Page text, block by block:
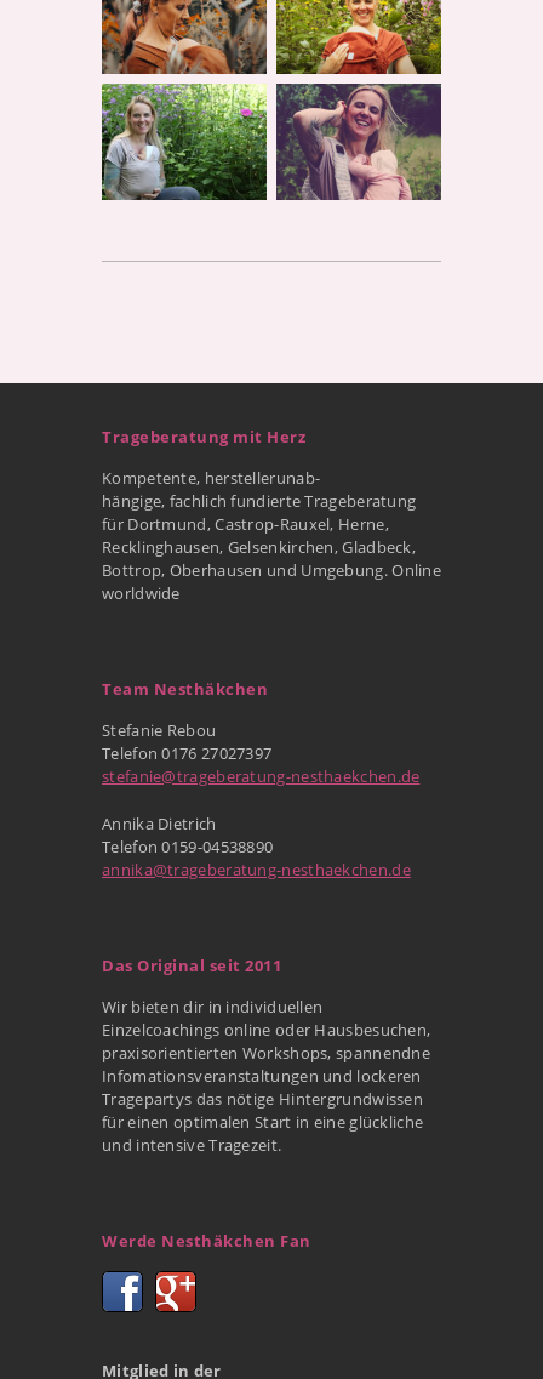
Trageberatung mit Herz
Kompetente, herstellerunab-
hängige, fachlich fundierte Trageberatung
für Dortmund, Castrop-Rauxel, Herne,
Recklinghausen, Gelsenkirchen, Gladbeck,
Bottrop, Oberhausen und Umgebung. Online
worldwide
Team Nesthäkchen
Stefanie Rebou
Telefon 0176 27027397
stefanie@trageberatung-nesthaekchen.de
Annika Dietrich
Telefon 0159-04538890
annika@trageberatung-nesthaekchen.de
Das Original seit 2011
Wir bieten dir in individuellen
Einzelcoachings online oder Hausbesuchen,
praxisorientierten Workshops, spannendne
Infomationsveranstaltungen und lockeren
Tragepartys das nötige Hintergrundwissen
für einen optimalen Start in eine glückliche
und intensive Tragezeit.
Werde Nesthäkchen Fan
Mitglied in der